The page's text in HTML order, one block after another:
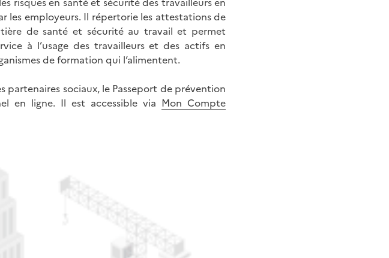
les employeurs. Il répertorie les attestations de
de santé et sécurité au travail et permet
à l’usage des travailleurs et des actifs en
de formation qui l’alimentent.
partenaires sociaux, le Passeport de prévention
en ligne. Il est accessible via Mon Compte